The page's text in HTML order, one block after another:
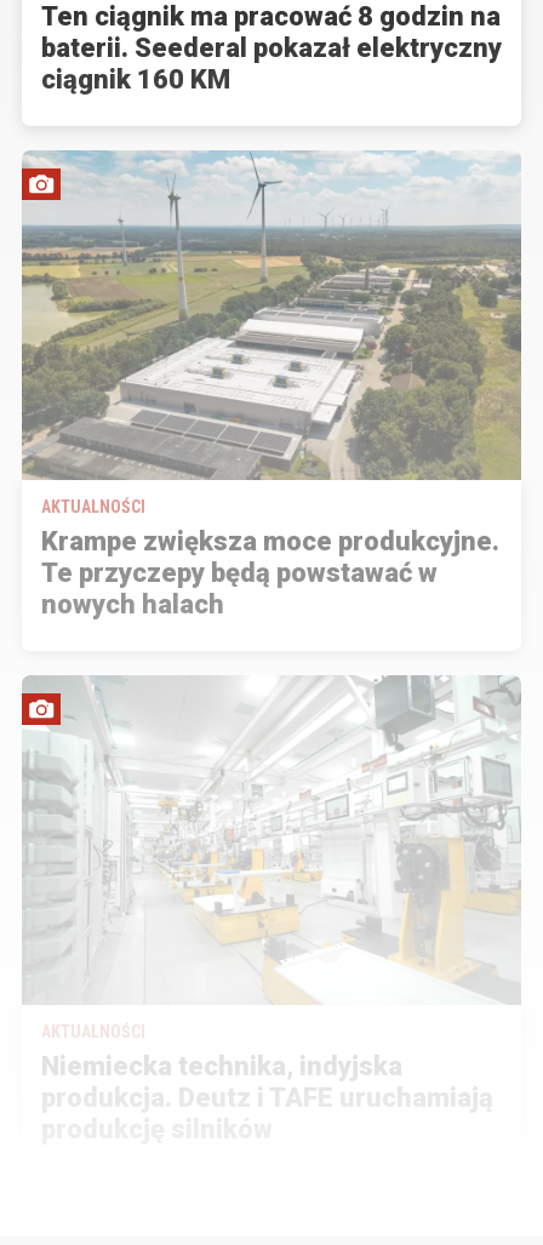
Ten ciągnik ma pracować 8 godzin na
baterii. Seederal pokazał elektryczny
ciągnik 160 KM
AKTUALNOŚCI
Krampe zwiększa moce produkcyjne.
Te przyczepy będą powstawać w
nowych halach
AKTUALNOŚCI
Niemiecka technika, indyjska
produkcja. Deutz i TAFE uruchamiają